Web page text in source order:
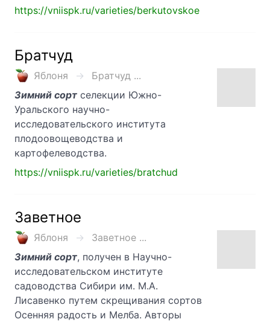
https://vniispk.ru/varieties/berkutovskoe
Братчуд
Яблоня
Братчуд ...
Зимний сорт селекции Южно-
Уральского научно-
исследовательского института
плодоовощеводства и
картофелеводства.
https://vniispk.ru/varieties/bratchud
Заветное
Яблоня
Заветное ...
Зимний сорт, получен в Научно-
исследовательском институте
садоводства Сибири им. М.А.
Лисавенко путем скрещивания сортов
Осенняя радость и Мелба. Авторы